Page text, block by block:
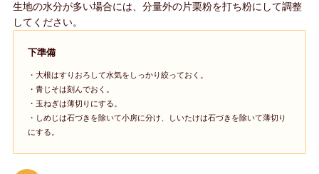
生地の水分が多い場合には、分量外の片栗粉を打ち粉にして調整
してください。
下準備
・大根はすりおろして水気をしっかり絞っておく。
・青じそは刻んでおく。
・玉ねぎは薄切りにする。
・しめじは石づきを除いて小房に分け、しいたけは石づきを除いて薄切り
にする。